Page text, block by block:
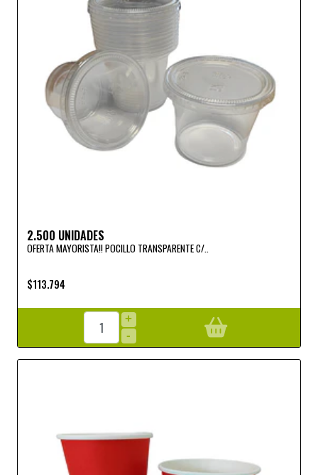
2.500 UNIDADES
OFERTA MAYORISTA!! POCILLO TRANSPARENTE C/..
$113.794
+
-